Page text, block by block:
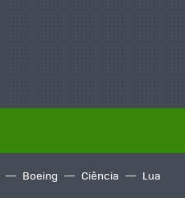
Boeing Ciência Lua